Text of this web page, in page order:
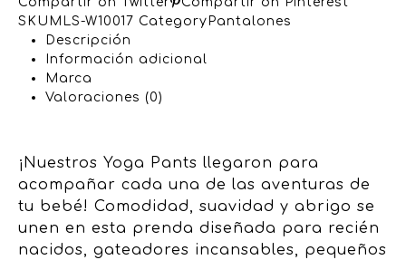
SKU MLS-W10017 Category Pantalones
Descripción
Información adicional
Marca
Valoraciones (0)
¡Nuestros Yoga Pants llegaron para
acompañar cada una de las aventuras de
tu bebé! Comodidad, suavidad y abrigo se
unen en esta prenda diseñada para recién
nacidos, gateadores incansables, pequeños